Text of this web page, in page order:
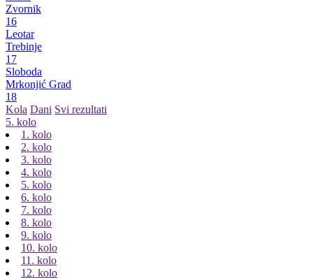
Zvornik
16
Leotar
Trebinje
17
Sloboda
Mrkonjić Grad
18
Kola Dani Svi rezultati
5. kolo
1. kolo
2. kolo
3. kolo
4. kolo
5. kolo
6. kolo
7. kolo
8. kolo
9. kolo
10. kolo
11. kolo
12. kolo